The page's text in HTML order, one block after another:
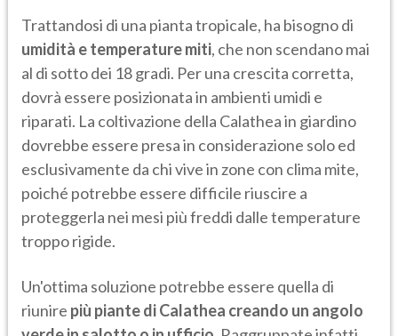
Trattandosi di una pianta tropicale, ha bisogno di
umidità e temperature miti, che non scendano mai
al di sotto dei 18 gradi. Per una crescita corretta,
dovrà essere posizionata in ambienti umidi e
riparati. La coltivazione della Calathea in giardino
dovrebbe essere presa in considerazione solo ed
esclusivamente da chi vive in zone con clima mite,
poiché potrebbe essere difficile riuscire a
proteggerla nei mesi più freddi dalle temperature
troppo rigide.
Un'ottima soluzione potrebbe essere quella di
riunire più piante di Calathea creando un angolo